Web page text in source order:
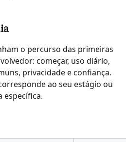
o percurso das primeiras
começar, uso diário,
privacidade e confiança.
ao seu estágio ou
específica.